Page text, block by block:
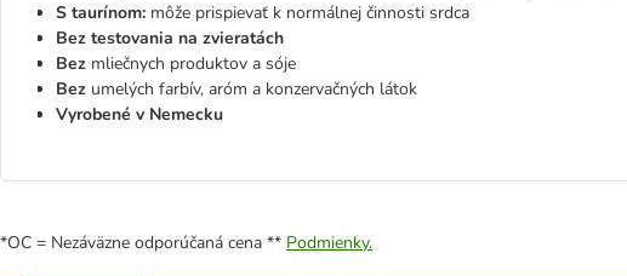
S taurínom: môže prispievať k normálnej činnosti srdca
Bez testovania na zvieratách
Bez mliečnych produktov a sóje
Bez umelých farbív, aróm a konzervačných látok
Vyrobené v Nemecku
*OC = Nezáväzne odporúčaná cena ** Podmienky.